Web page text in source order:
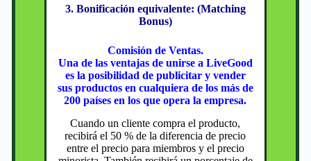
3. Bonificación equivalente: (Matching
Bonus)
Comisión de Ventas.
Una de las ventajas de unirse a LiveGood
es la posibilidad de publicitar y vender
sus productos en cualquiera de los más de
200 países en los que opera la empresa.
Cuando un cliente compra el producto,
recibirá el 50 % de la diferencia de precio
entre el precio para miembros y el precio